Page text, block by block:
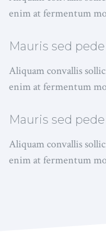
enim at fermentum
Mauris sed pede
Aliquam convallis
enim at fermentum
Mauris sed pede
Aliquam convallis
enim at fermentum